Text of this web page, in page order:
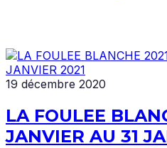
19 décembre 2020
LA FOULEE
JANVIER AU 31